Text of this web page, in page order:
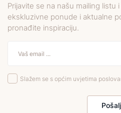
Prijavite se na našu mailing listu
ekskluzivne ponude i aktualne
pronađite inspiraciju.
Slažem se s općim uvjetima